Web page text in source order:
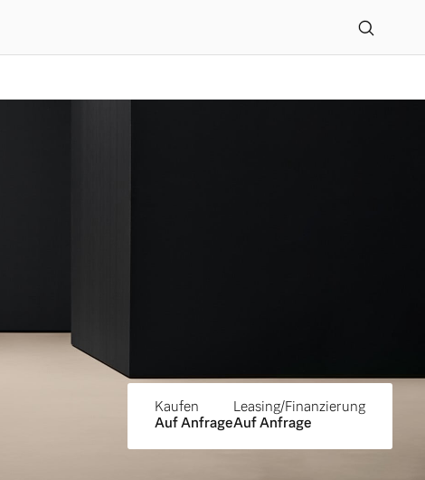
Kaufen
Auf Anfrage
Leasing/Finanzierung
Auf Anfrage